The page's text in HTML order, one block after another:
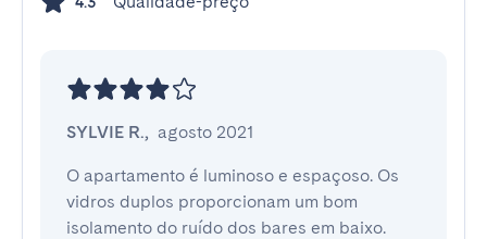
SYLVIE R., agosto 2021
O apartamento é luminoso e espaçoso. Os
vidros duplos proporcionam um bom
isolamento do ruído dos bares em baixo.